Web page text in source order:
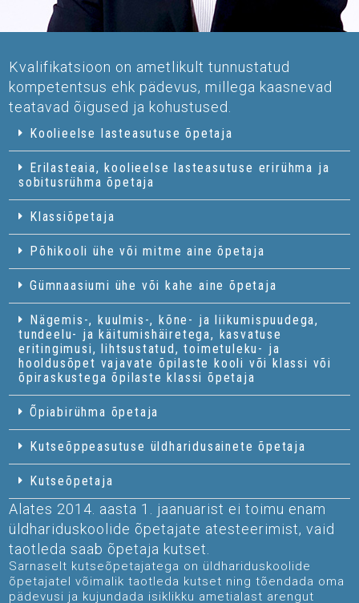
Kvalifikatsioon on ametlikult tunnustatud
kompetentsus ehk pädevus, millega kaasnevad
teatavad õigused ja kohustused.
Koolieelse lasteasutuse õpetaja
Erilasteaia, koolieelse lasteasutuse erirühma ja
sobitusrühma õpetaja
Klassiõpetaja
Põhikooli ühe või mitme aine õpetaja
Gümnaasiumi ühe või kahe aine õpetaja
Nägemis-, kuulmis-, kõne- ja liikumispuudega,
tundeelu- ja käitumishäiretega, kasvatuse
eritingimusi, lihtsustatud, toimetuleku- ja
hooldusõpet vajavate õpilaste kooli või klassi või
õpiraskustega õpilaste klassi õpetaja
Õpiabirühma õpetaja
Kutseõppeasutuse üldharidusainete õpetaja
Kutseõpetaja
Alates 2014. aasta 1. jaanuarist ei toimu enam
üldhariduskoolide õpetajate atesteerimist, vaid
taotleda saab õpetaja kutset.
Sarnaselt kutseõpetajatega on üldhariduskoolide
õpetajatel võimalik taotleda kutset ning tõendada oma
pädevusi ja kujundada isiklikku ametialast arengut